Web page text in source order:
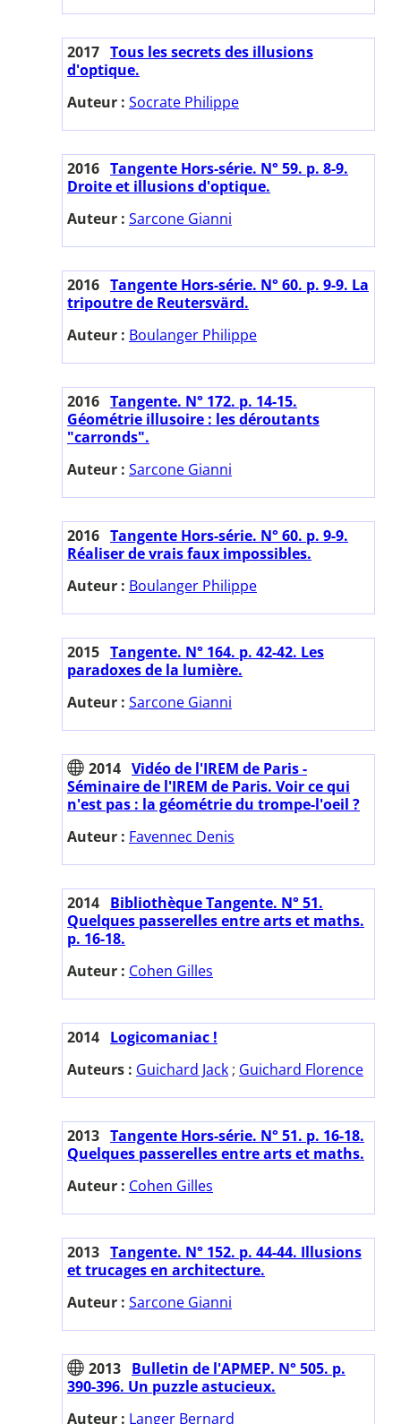
2017 Tous les secrets des illusions
d'optique.
Auteur : Socrate Philippe
2016 Tangente Hors-série. N° 59. p. 8-9.
Droite et illusions d'optique.
Auteur : Sarcone Gianni
2016 Tangente Hors-série. N° 60. p. 9-9. La
tripoutre de Reutersvärd.
Auteur : Boulanger Philippe
2016 Tangente. N° 172. p. 14-15.
Géométrie illusoire : les déroutants
"carronds".
Auteur : Sarcone Gianni
2016 Tangente Hors-série. N° 60. p. 9-9.
Réaliser de vrais faux impossibles.
Auteur : Boulanger Philippe
2015 Tangente. N° 164. p. 42-42. Les
paradoxes de la lumière.
Auteur : Sarcone Gianni
2014 Vidéo de l'IREM de Paris -
Séminaire de l'IREM de Paris. Voir ce qui
n'est pas : la géométrie du trompe-l'oeil ?
Auteur : Favennec Denis
2014 Bibliothèque Tangente. N° 51.
Quelques passerelles entre arts et maths.
p. 16-18.
Auteur : Cohen Gilles
2014 Logicomaniac !
Auteurs : Guichard Jack ; Guichard Florence
2013 Tangente Hors-série. N° 51. p. 16-18.
Quelques passerelles entre arts et maths.
Auteur : Cohen Gilles
2013 Tangente. N° 152. p. 44-44. Illusions
et trucages en architecture.
Auteur : Sarcone Gianni
2013 Bulletin de l'APMEP. N° 505. p.
390-396. Un puzzle astucieux.
Auteur : Langer Bernard